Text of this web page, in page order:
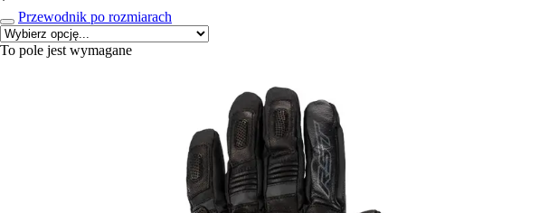
Przewodnik po rozmiarach
To pole jest wymagane